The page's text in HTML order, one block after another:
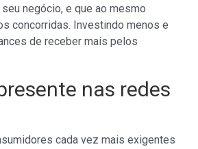
negócio, e que ao mesmo
concorridas. Investindo menos e
de receber mais pelos
nas redes
cada vez mais exigentes